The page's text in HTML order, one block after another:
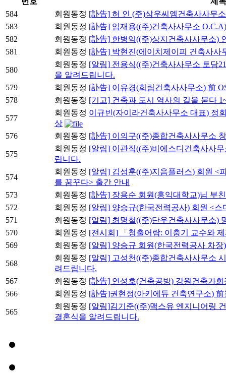
584
회원동정 [訃告] 허 인 (주)삼우씨엠건축사사무
583
회원동정 [訃告] 임재용((주)건축사사무소
582
회원동정 [訃告] 한병익((주)상지건축사사무소)
581
회원동정 [訃告] 박현진(에이치제이피 건축사사
580
회원동정 [알림] 전용식((주)건축사사무소 토담
을 알려드립니다.
579
회원동정 [訃告] 이유경(희림건축사사무소) 前
578
회원동정 [기고] 건축과 도시 역사의 길을 묻다
577
회원동정 이규빈(자이라건축사사무소 대표) 정
상
576
회원동정 [訃告] 이의구((주)종합건축사사무소
575
회원동정 [알림] 이관직((주)비에스디건축사사
립니다.
574
회원동정 [알림] 김성훈((주)지음플러스) 회원 <
를 꿈꾸다> 출간 안내
573
회원동정 [訃告] 장용순 회원(홍익대학교)님 부
572
회원동정 [알림] 양승규(한국전력공사) 회원 <
571
회원동정 [알림] 최명철((주)단우건축사사무소)
570
회원동정 [전시회] 「청출어람: 이충기 교수와
569
회원동정 [알림] 양승규 회원(한국전력공사 차
568
회원동정 [알림] 고성천((주)종합건축사사무소
려드립니다.
567
회원동정 [訃告] 연성호(건축공방) 강원건축가
566
회원동정 [訃告]권현정(아키에듀 건축연구소)
565
회원동정 [알림]김기준((주)맥스유 엔지니어링
결혼식을 알려드립니다.